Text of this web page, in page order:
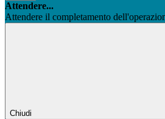
Attendere...
Attendere il completamento
Chiudi